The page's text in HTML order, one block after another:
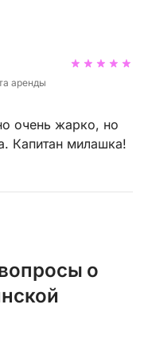
аренды
очень жарко, но
Капитан милашка!
о